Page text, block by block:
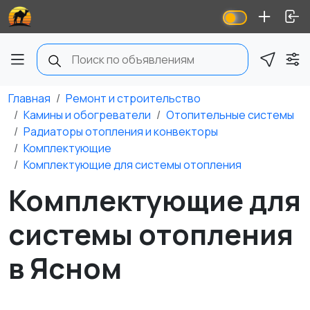
Главная
Ремонт и строительство
Камины и обогреватели
Отопительные системы
Радиаторы отопления и конвекторы
Комплектующие
Комплектующие для системы отопления
Комплектующие для
системы отопления
в Ясном